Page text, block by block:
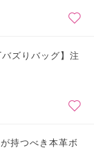
ズりバッグ】注
持つべき本革ボ